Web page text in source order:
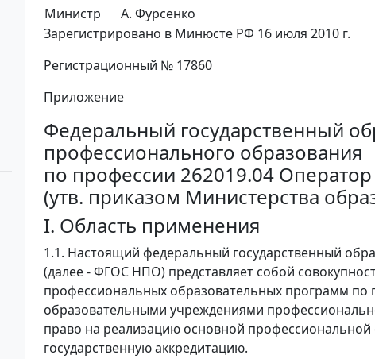
Министр
А. Фурсенко
Зарегистрировано в Минюсте РФ 16 июля 2010 г.
Регистрационный № 17860
Приложение
Федеральный государственный
профессионального образования
по профессии 262019.04
(утв. приказом Министерства
I. Область применения
1.1. Настоящий федеральный государственный
(далее - ФГОС НПО) представляет собой
профессиональных образовательных программ
образовательными учреждениями
право на реализацию основной
государственную аккредитацию.